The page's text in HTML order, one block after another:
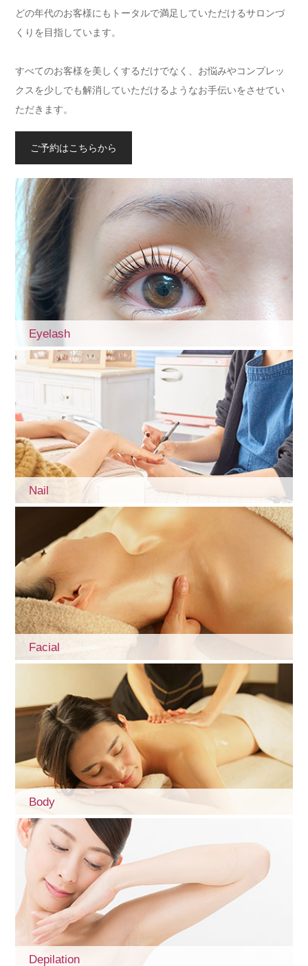
どの年代のお客様にもトータルで満足していただけるサロンづ
くりを目指しています。
すべてのお客様を美しくするだけでなく、お悩みやコンプレッ
クスを少しでも解消していただけるようなお手伝いをさせてい
ただきます。
ご予約はこちらから
Eyelash
Nail
Facial
Body
Depilation